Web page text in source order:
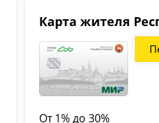
Карта жителя
От 1% до 30%